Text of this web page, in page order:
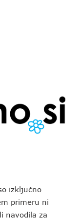
izključno
primeru ni
navodila za